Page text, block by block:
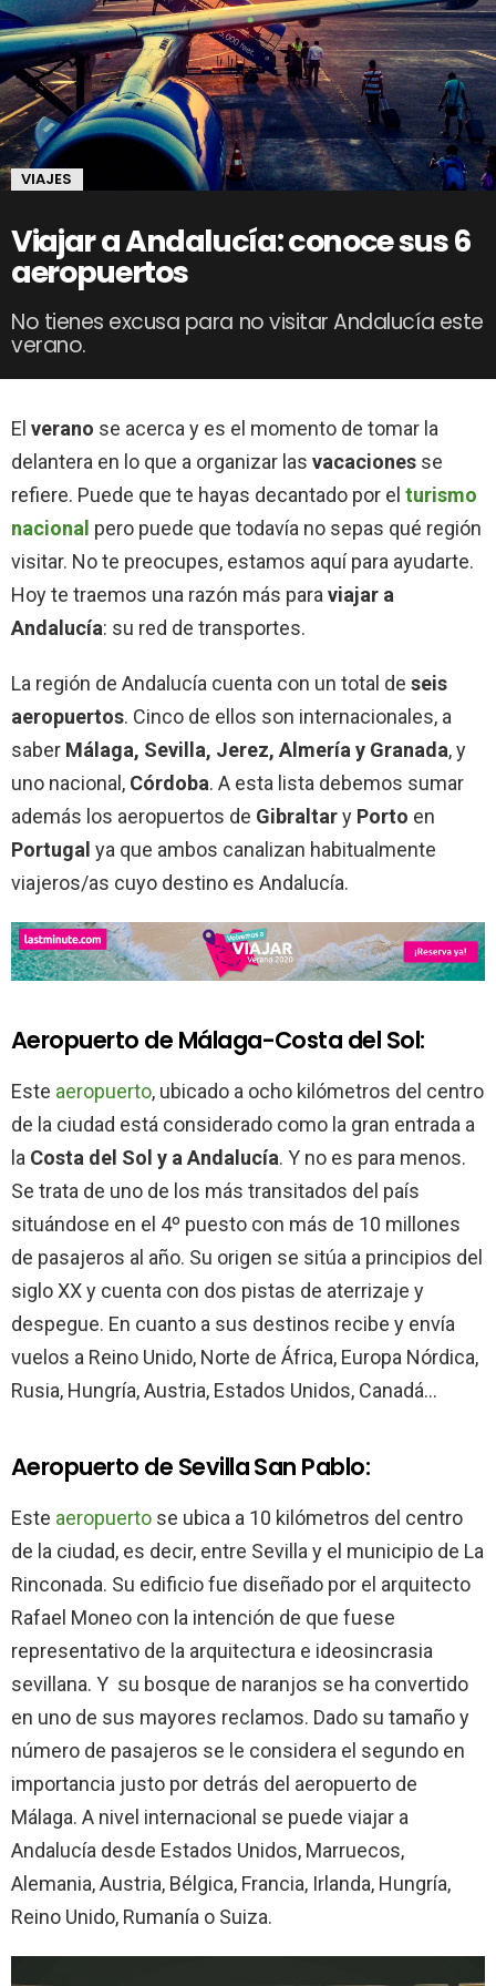
VIAJES
Viajar a Andalucía: conoce sus 6
aeropuertos
No tienes excusa para no visitar Andalucía este
verano.
El verano se acerca y es el momento de tomar la
delantera en lo que a organizar las vacaciones se
refiere. Puede que te hayas decantado por el turismo
nacional pero puede que todavía no sepas qué región
visitar. No te preocupes, estamos aquí para ayudarte.
Hoy te traemos una razón más para viajar a
Andalucía: su red de transportes.
La región de Andalucía cuenta con un total de seis
aeropuertos. Cinco de ellos son internacionales, a
saber Málaga, Sevilla, Jerez, Almería y Granada, y
uno nacional, Córdoba. A esta lista debemos sumar
además los aeropuertos de Gibraltary Porto en
Portugal ya que ambos canalizan habitualmente
viajeros/as cuyo destino es Andalucía.
Aeropuerto de Málaga-Costa del Sol:
Este aeropuerto, ubicado a ocho kilómetros del centro
de la ciudad está considerado como la gran entrada a
la Costa del Sol y a Andalucía. Y no es para menos.
Se trata de uno de los más transitados del país
situándose en el 4º puesto con más de 10 millones
de pasajeros al año. Su origen se sitúa a principios del
siglo XX y cuenta con dos pistas de aterrizaje y
despegue. En cuanto a sus destinos recibe y envía
vuelos a Reino Unido, Norte de África, Europa Nórdica,
Rusia, Hungría, Austria, Estados Unidos, Canadá…
Aeropuerto de Sevilla San Pablo:
Este aeropuerto se ubica a 10 kilómetros del centro
de la ciudad, es decir, entre Sevilla y el municipio de La
Rinconada. Su edificio fue diseñado por el arquitecto
Rafael Moneo con la intención de que fuese
representativo de la arquitectura e ideosincrasia
sevillana. Y su bosque de naranjos se ha convertido
en uno de sus mayores reclamos. Dado su tamaño y
número de pasajeros se le considera el segundo en
importancia justo por detrás del aeropuerto de
Málaga. A nivel internacional se puede viajar a
Andalucía desde Estados Unidos, Marruecos,
Alemania, Austria, Bélgica, Francia, Irlanda, Hungría,
Reino Unido, Rumanía o Suiza.